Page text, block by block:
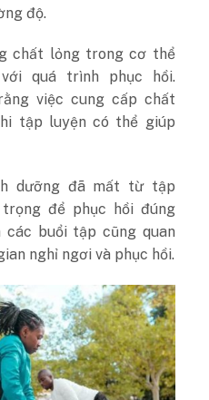
độ.
chất lỏng trong cơ thể
quá trình phục hồi.
việc cung cấp chất
tập luyện có thể giúp
dưỡng đã mất từ tập
để phục hồi đúng
buổi tập cũng quan
nghỉ ngơi và phục hồi.